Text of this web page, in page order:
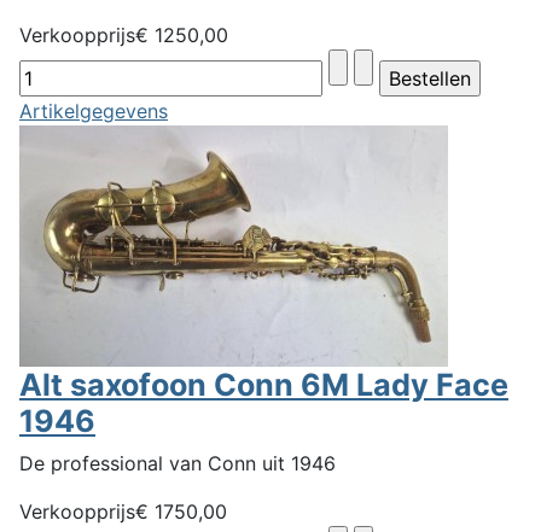
Verkoopprijs€ 1250,00
Artikelgegevens
Alt saxofoon Conn 6M Lady Face
1946
De professional van Conn uit 1946
Verkoopprijs€ 1750,00